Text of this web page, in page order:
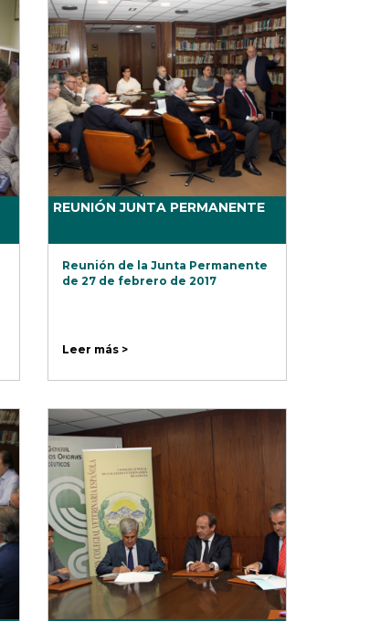
REUNIÓN JUNTA PERMANENTE
Reunión de la Junta Permanente
de 27 de febrero de 2017
Leer más >